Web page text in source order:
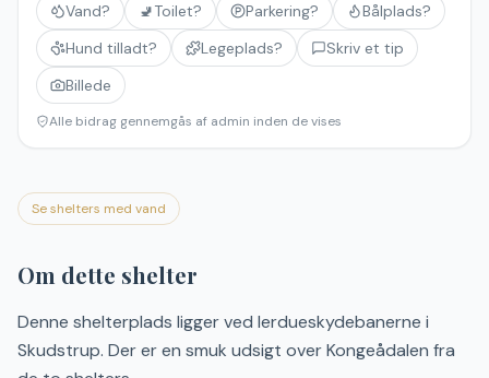
Vand? 🚽Toilet? Parkering?
Bålplads?
Hund tilladt?
Legeplads?
Skriv et tip
Billede
Alle bidrag gennemgås af admin inden de vises
Se shelters med vand
Om dette shelter
Denne shelterplads ligger ved lerdueskydebanerne i
Skudstrup. Der er en smuk udsigt over Kongeådalen fra